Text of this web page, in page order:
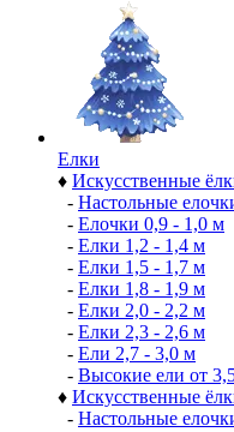
Елки
♦ Искусственные
- Настольные
- Елочки 0,9 - 1,0 м
- Елки 1,2 - 1,4 м
- Елки 1,5 - 1,7 м
- Елки 1,8 - 1,9 м
- Елки 2,0 - 2,2 м
- Елки 2,3 - 2,6 м
- Ели 2,7 - 3,0 м
- Высокие ели от
♦ Искусственные
- Настольные